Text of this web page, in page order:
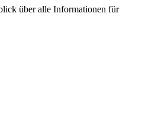
über alle Informationen für